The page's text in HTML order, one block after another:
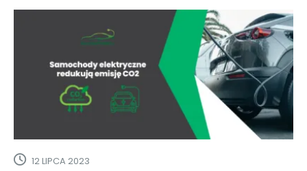
12 LIPCA 2023